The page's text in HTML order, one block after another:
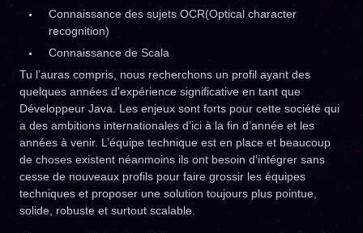
Connaissance des sujets OCR(Optical character
recognition)
Connaissance de Scala
Tu l’auras compris, nous recherchons un profil ayant des
quelques années d’expérience significative en tant que
Développeur Java. Les enjeux sont forts pour cette société qui
a des ambitions internationales d’ici à la fin d’année et les
années à venir. L’équipe technique est en place et beaucoup
de choses existent néanmoins ils ont besoin d’intégrer sans
cesse de nouveaux profils pour faire grossir les équipes
techniques et proposer une solution toujours plus pointue,
solide, robuste et surtout scalable.